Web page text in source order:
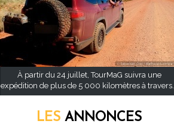
À partir du 24 juillet, TourMaG suivra une
expédition de plus de 5 000 kilomètres à travers...
LES ANNONCES